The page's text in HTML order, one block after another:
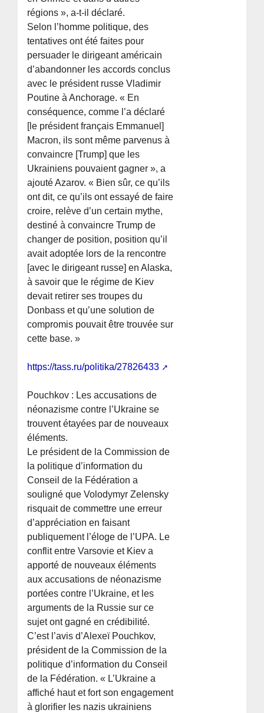
régions », a-t-il déclaré.
Selon l’homme politique, des
tentatives ont été faites pour
persuader le dirigeant américain
d’abandonner les accords conclus
avec le président russe Vladimir
Poutine à Anchorage. « En
conséquence, comme l’a déclaré
[le président français Emmanuel]
Macron, ils sont même parvenus à
convaincre [Trump] que les
Ukrainiens pouvaient gagner », a
ajouté Azarov. « Bien sûr, ce qu’ils
ont dit, ce qu’ils ont essayé de faire
croire, relève d’un certain mythe,
destiné à convaincre Trump de
changer de position, position qu’il
avait adoptée lors de la rencontre
[avec le dirigeant russe] en Alaska,
à savoir que le régime de Kiev
devait retirer ses troupes du
Donbass et qu’une solution de
compromis pouvait être trouvée sur
cette base. »
https://tass.ru/politika/27826433
Pouchkov : Les accusations de
néonazisme contre l’Ukraine se
trouvent étayées par de nouveaux
éléments.
Le président de la Commission de
la politique d’information du
Conseil de la Fédération a
souligné que Volodymyr Zelensky
risquait de commettre une erreur
d’appréciation en faisant
publiquement l’éloge de l’UPA. Le
conflit entre Varsovie et Kiev a
apporté de nouveaux éléments
aux accusations de néonazisme
portées contre l’Ukraine, et les
arguments de la Russie sur ce
sujet ont gagné en crédibilité.
C’est l’avis d’Alexeï Pouchkov,
président de la Commission de la
politique d’information du Conseil
de la Fédération. « L’Ukraine a
affiché haut et fort son engagement
à glorifier les nazis ukrainiens